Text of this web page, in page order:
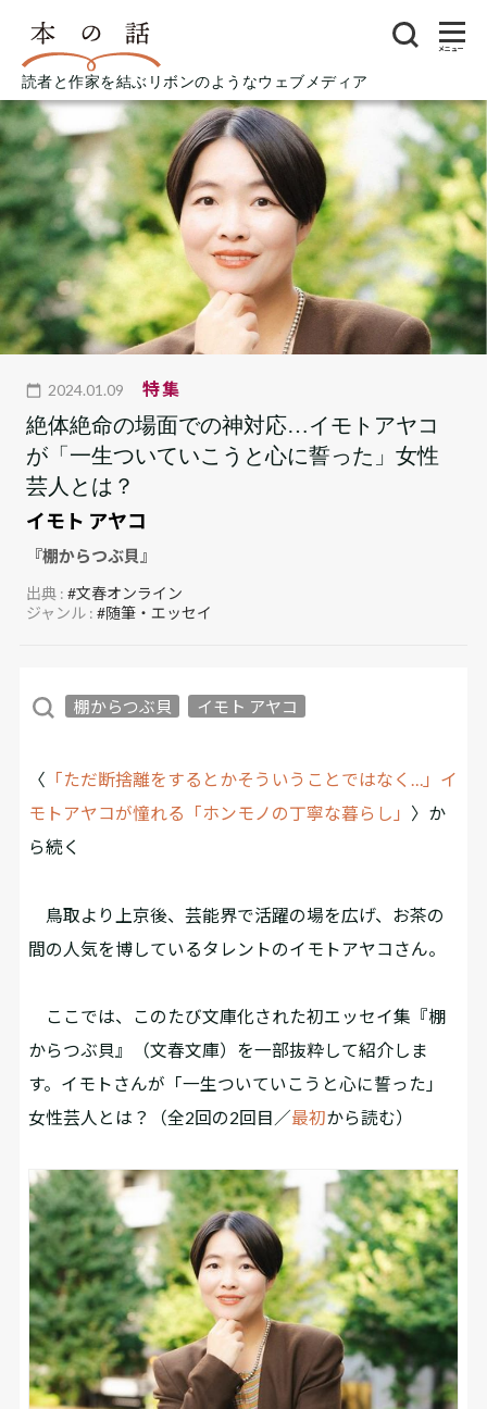
読者と作家を結ぶリボンのようなウェブメディア
メニュー
2024.01.09 特集
絶体絶命の場面での神対応…イモトアヤコ
が「一生ついていこうと心に誓った」女性
芸人とは？
イモト アヤコ
『棚からつぶ貝』
出典 :#文春オンライン
ジャンル :#随筆・エッセイ
棚からつぶ貝 イモト アヤコ
〈 「ただ断捨離をするとかそういうことではなく…」イ
モトアヤコが憧れる「ホンモノの丁寧な暮らし」 〉か
ら続く
鳥取より上京後、芸能界で活躍の場を広げ、お茶の
間の人気を博しているタレントのイモトアヤコさん。
ここでは、このたび文庫化された初エッセイ集『棚
からつぶ貝』（文春文庫）を一部抜粋して紹介しま
す。イモトさんが「一生ついていこうと心に誓った」
女性芸人とは？（全2回の2回目／最初から読む）